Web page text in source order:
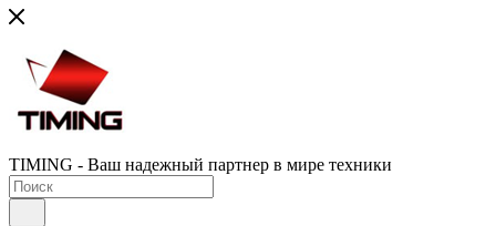
TIMING - Ваш надежный партнер в мире техники